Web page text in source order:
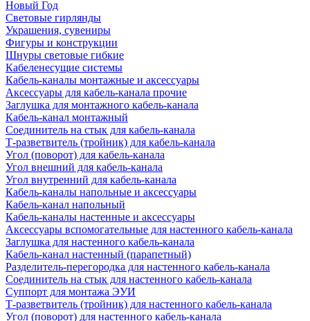
Новый Год
Световые гирлянды
Украшения, сувениры
Фигуры и конструкции
Шнуры световые гибкие
Кабеленесущие системы
Кабель-каналы монтажные и аксессуары
Аксессуары для кабель-канала прочие
Заглушка для монтажного кабель-канала
Кабель-канал монтажный
Соединитель на стык для кабель-канала
Т-разветвитель (тройник) для кабель-канала
Угол (поворот) для кабель-канала
Угол внешний для кабель-канала
Угол внутренний для кабель-канала
Кабель-каналы напольные и аксессуары
Кабель-канал напольный
Кабель-каналы настенные и аксессуары
Аксессуары вспомогательные для настенного кабель-канала
Заглушка для настенного кабель-канала
Кабель-канал настенный (парапетный)
Разделитель-перегородка для настенного кабель-канала
Соединитель на стык для настенного кабель-канала
Суппорт для монтажа ЭУИ
Т-разветвитель (тройник) для настенного кабель-канала
Угол (поворот) для настенного кабель-канала